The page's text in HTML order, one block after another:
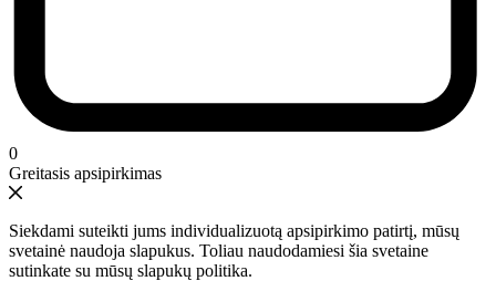
0
Greitasis apsipirkimas
Siekdami suteikti jums individualizuotą apsipirkimo patirtį, mūsų
svetainė naudoja slapukus. Toliau naudodamiesi šia svetaine
sutinkate su mūsų slapukų politika.